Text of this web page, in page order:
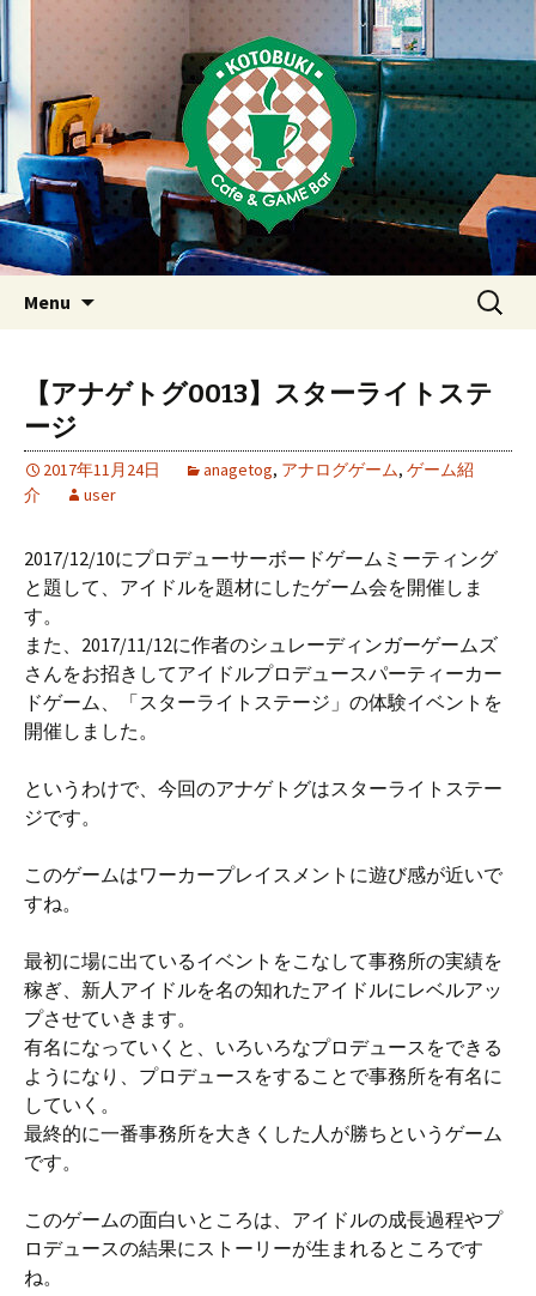
東京・西荻窪・上井草・上石神
井のカフェ＆ゲームバーこと
ぶき
Just another WordPress site
Menu
検
索:
【アナゲトグ0013】スターライトステ
ージ
2017年11月24日 anagetog, アナログゲーム, ゲーム紹
介
user
2017/12/10にプロデューサーボードゲームミーティング
と題して、アイドルを題材にしたゲーム会を開催しま
す。
また、2017/11/12に作者のシュレーディンガーゲームズ
さんをお招きしてアイドルプロデュースパーティーカー
ドゲーム、「スターライトステージ」の体験イベントを
開催しました。
というわけで、今回のアナゲトグはスターライトステー
ジです。
このゲームはワーカープレイスメントに遊び感が近いで
すね。
最初に場に出ているイベントをこなして事務所の実績を
稼ぎ、新人アイドルを名の知れたアイドルにレベルアッ
プさせていきます。
有名になっていくと、いろいろなプロデュースをできる
ようになり、プロデュースをすることで事務所を有名に
していく。
最終的に一番事務所を大きくした人が勝ちというゲーム
です。
このゲームの面白いところは、アイドルの成長過程やプ
ロデュースの結果にストーリーが生まれるところです
ね。